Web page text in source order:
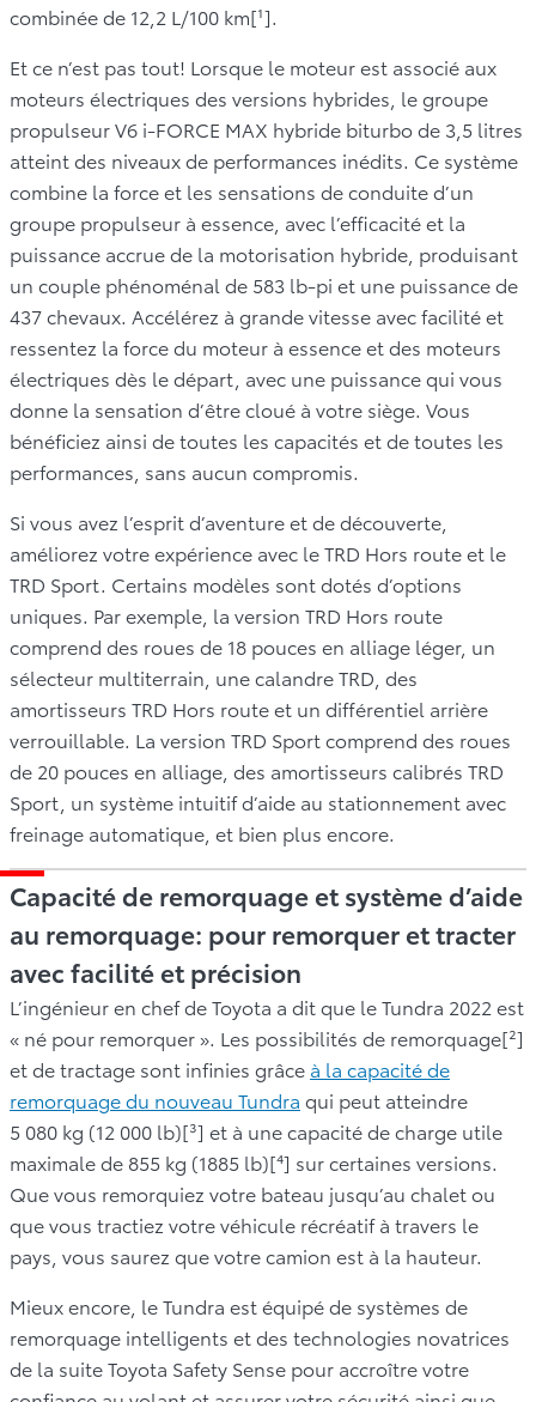
combinée de 12,2 L/100 km[¹].
Et ce n’est pas tout! Lorsque le moteur est associé aux
moteurs électriques des versions hybrides, le groupe
propulseur V6 i-FORCE MAX hybride biturbo de 3,5 litres
atteint des niveaux de performances inédits. Ce système
combine la force et les sensations de conduite d’un
groupe propulseur à essence, avec l’efficacité et la
puissance accrue de la motorisation hybride, produisant
un couple phénoménal de 583 lb-pi et une puissance de
437 chevaux. Accélérez à grande vitesse avec facilité et
ressentez la force du moteur à essence et des moteurs
électriques dès le départ, avec une puissance qui vous
donne la sensation d’être cloué à votre siège. Vous
bénéficiez ainsi de toutes les capacités et de toutes les
performances, sans aucun compromis.
Si vous avez l’esprit d’aventure et de découverte,
améliorez votre expérience avec le TRD Hors route et le
TRD Sport. Certains modèles sont dotés d’options
uniques. Par exemple, la version TRD Hors route
comprend des roues de 18 pouces en alliage léger, un
sélecteur multiterrain, une calandre TRD, des
amortisseurs TRD Hors route et un différentiel arrière
verrouillable. La version TRD Sport comprend des roues
de 20 pouces en alliage, des amortisseurs calibrés TRD
Sport, un système intuitif d’aide au stationnement avec
freinage automatique, et bien plus encore.
Capacité de remorquage et système d’aide
au remorquage: pour remorquer et tracter
avec facilité et précision
L’ingénieur en chef de Toyota a dit que le Tundra 2022 est
« né pour remorquer ». Les possibilités de remorquage[²]
et de tractage sont infinies grâce à la capacité de
remorquage du nouveau Tundra qui peut atteindre
5 080 kg (12 000 lb)[³] et à une capacité de charge utile
maximale de 855 kg (1885 lb)[⁴] sur certaines versions.
Que vous remorquiez votre bateau jusqu’au chalet ou
que vous tractiez votre véhicule récréatif à travers le
pays, vous saurez que votre camion est à la hauteur.
Mieux encore, le Tundra est équipé de systèmes de
remorquage intelligents et des technologies novatrices
de la suite Toyota Safety Sense pour accroître votre